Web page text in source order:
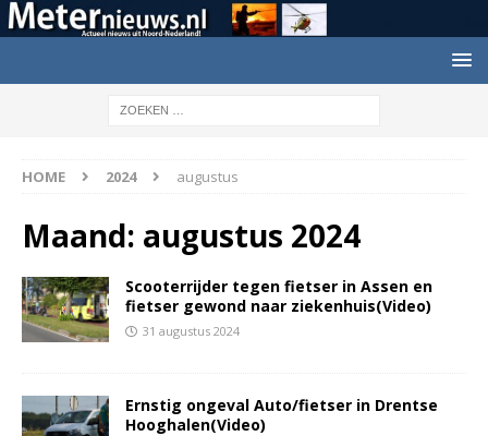
HOME 2024 augustus
Maand: augustus 2024
Scooterrijder tegen fietser in Assen en
fietser gewond naar ziekenhuis(Video)
31 augustus 2024
Ernstig ongeval Auto/fietser in Drentse
Hooghalen(Video)